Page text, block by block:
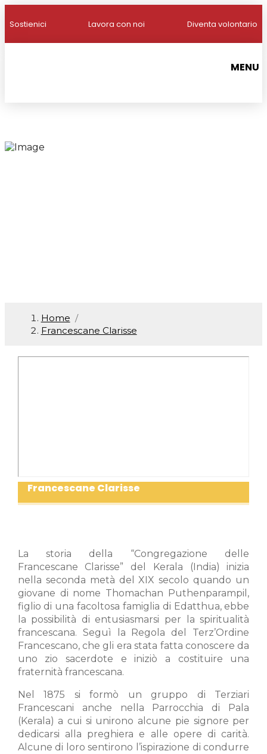
Sostienici Lavora con noi Diventa volontario
MENU
Home /
Francescane Clarisse
Francescane Clarisse
La storia della “Congregazione delle
Francescane Clarisse” del Kerala (India) inizia
nella seconda metà del XIX secolo quando un
giovane di nome Thomachan Puthenparampil,
figlio di una facoltosa famiglia di Edatthua, ebbe
la possibilità di entusiasmarsi per la spiritualità
francescana. Seguì la Regola del Terz’Ordine
Francescano, che gli era stata fatta conoscere da
uno zio sacerdote e iniziò a costituire una
fraternità francescana.
Nel 1875 si formò un gruppo di Terziari
Francescani anche nella Parrocchia di Pala
(Kerala) a cui si unirono alcune pie signore per
dedicarsi alla preghiera e alle opere di carità.
Alcune di loro sentirono l’ispirazione di condurre